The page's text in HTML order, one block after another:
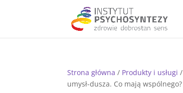
Strona główna / Produkty i usługi /
umysł-dusza. Co mają wspólnego?